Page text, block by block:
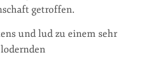
getroffen.
und lud zu einem sehr